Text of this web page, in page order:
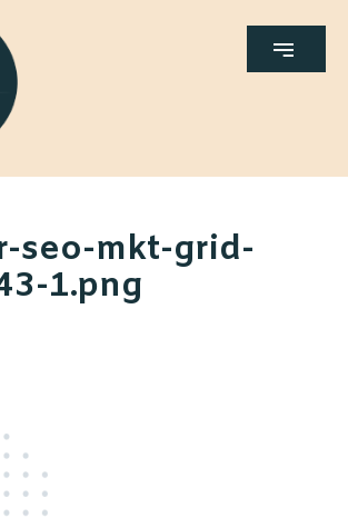
seo-mkt-grid-
1.png